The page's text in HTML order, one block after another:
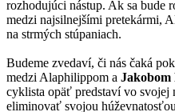
rozhodujúci nástup. Ak sa bude
medzi najsilnejšími pretekármi,
na strmých stúpaniach.
Budeme zvedaví, či nás čaká
medzi Alaphilippom a Jakobom
cyklista opäť predstaví vo svojej
eliminovať svojou